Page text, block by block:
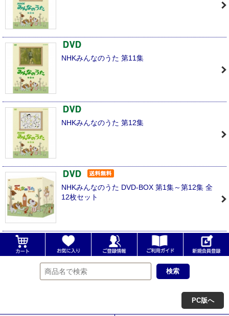
NHKみんなのうた 第11集
NHKみんなのうた 第12集
NHKみんなのうた DVD-BOX 第1集～第12集 全
12枚セット
PC版へ